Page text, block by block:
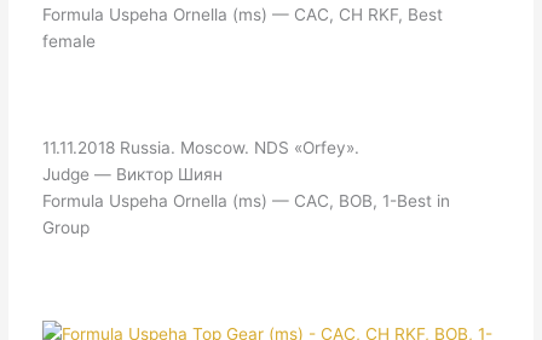
Formula Uspeha Ornella (ms) — CAC, CH RKF, Best
female
11.11.2018 Russia. Moscow. NDS «Orfey».
Judge — Виктор Шиян
Formula Uspeha Ornella (ms) — CAC, BOB, 1-Best in
Group